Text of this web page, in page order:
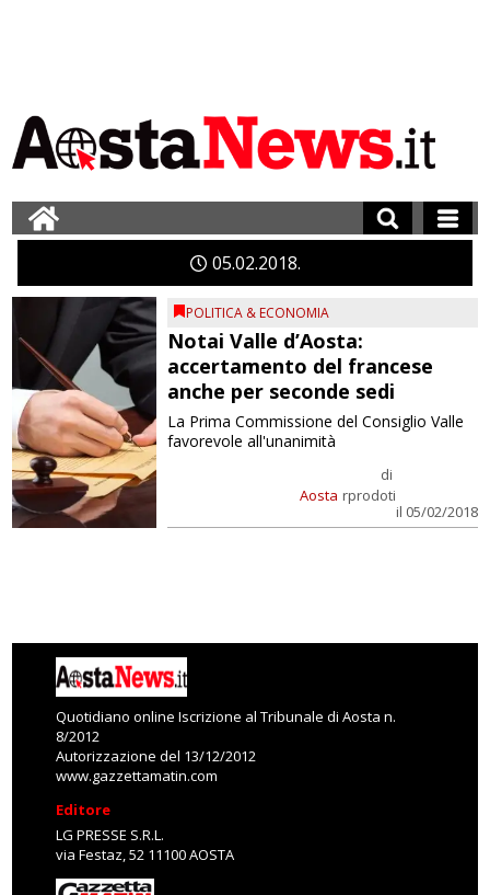
0502 2018
POLITICA & ECONOMIA
Notai Valle d’Aosta:
accertamento del francese
anche per seconde sedi
Aosta
di
rprodoti
il 05/02/2018
La Prima Commissione del Consiglio Valle
favorevole all'unanimità
Quotidiano online Iscrizione al Tribunale di Aosta n.
8/2012
Autorizzazione del 13/12/2012
www.gazzettamatin.com
Editore
LG PRESSE S.R.L.
via Festaz, 52 11100 AOSTA